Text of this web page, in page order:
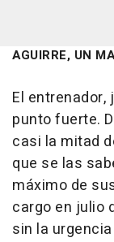
AGUIRRE, UN
El entrenador,
punto fuerte.
casi la mitad
que se las
máximo de
cargo en julio
sin la